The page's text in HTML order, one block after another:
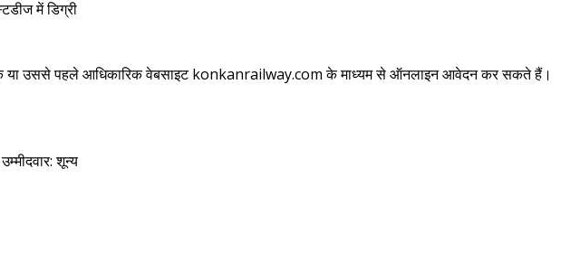
में डिग्री
उससे पहले आधिकारिक वेबसाइट konkanrailway.com के माध्यम से ऑनलाइन आवेदन कर सकते हैं।
शून्य